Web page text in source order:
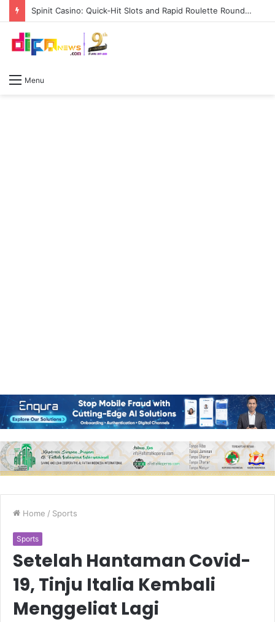
Spinit Casino: Quick‑Hit Slots and Rapid Roulette Rounds for the Modern Gamer
Menu
Home / Sports
Sports
Setelah Hantaman Covid-
19, Tinju Italia Kembali
Menggeliat Lagi